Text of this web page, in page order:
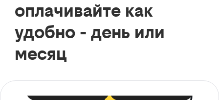
оплачивайте как
удобно - день или
месяц